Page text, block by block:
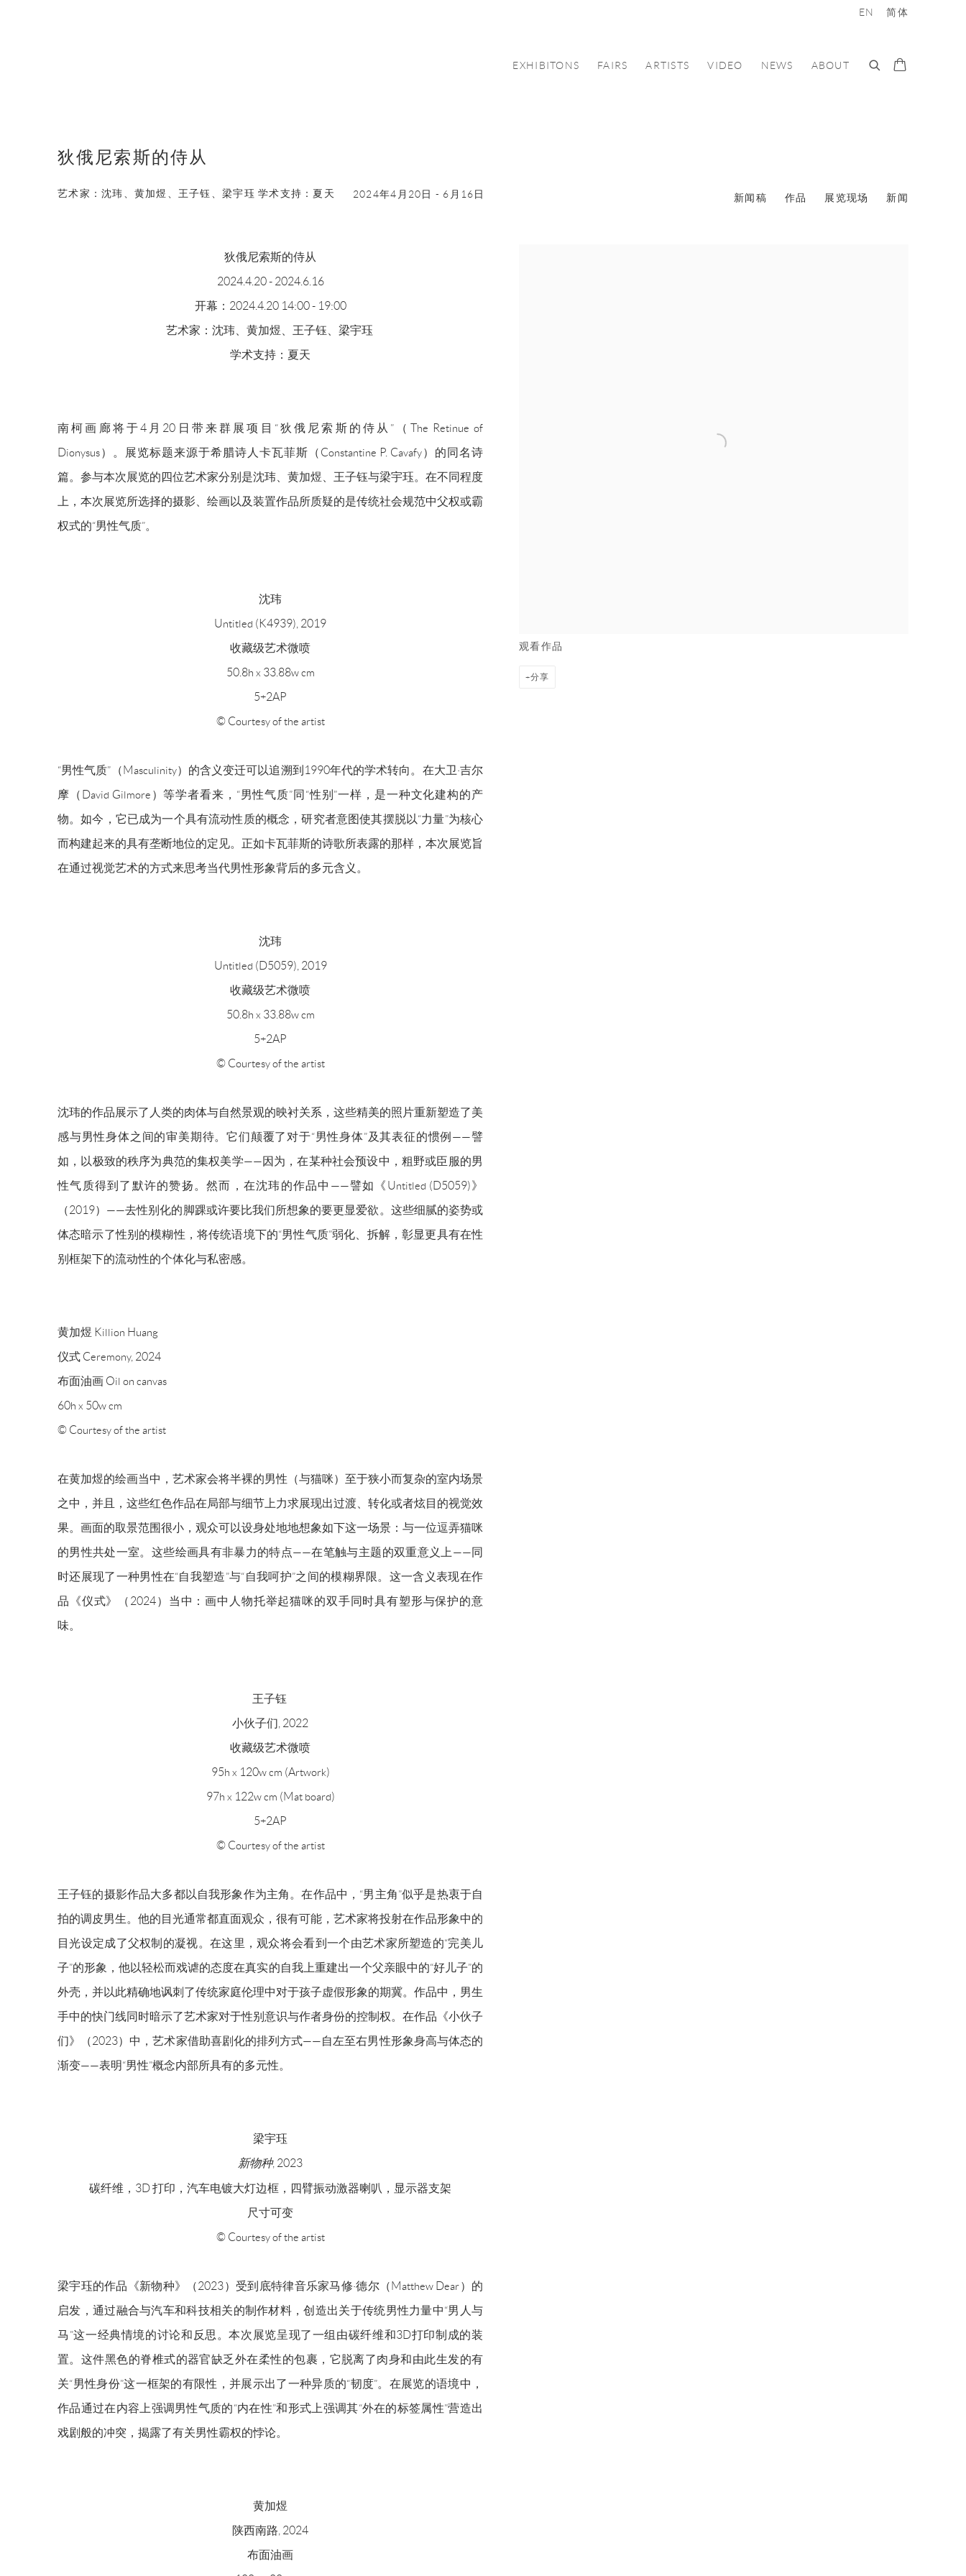
EXHIBITONS FAIRS ARTISTS VIDEO NEWS ABOUT
EN 简体
狄俄尼索斯的侍从
艺术家：沈玮、黄加煜、王子钰、梁宇珏 学术支持：夏天 2024年4月20日 - 6月16日 新闻稿 作品 展览现场 新闻
观看作品
分享
狄俄尼索斯的侍从
2024.4.20 - 2024.6.16
开幕：2024.4.20 14:00 - 19:00
艺术家：沈玮、黄加煜、王子钰、梁宇珏
学术支持：夏天
南柯画廊将于4月20日带来群展项目“狄俄尼索斯的侍从”（The Retinue of
Dionysus）。展览标题来源于希腊诗人卡瓦菲斯（Constantine P. Cavafy）的同名诗
篇。参与本次展览的四位艺术家分别是沈玮、黄加煜、王子钰与梁宇珏。在不同程度
上，本次展览所选择的摄影、绘画以及装置作品所质疑的是传统社会规范中父权或霸
权式的“男性气质”。
沈玮
Untitled (K4939), 2019
收藏级艺术微喷
50.8h x 33.88w cm
5+2AP
© Courtesy of the artist
“男性气质”（Masculinity）的含义变迁可以追溯到1990年代的学术转向。在大卫·吉尔
摩（David Gilmore）等学者看来，“男性气质”同“性别”一样，是一种文化建构的产
物。如今，它已成为一个具有流动性质的概念，研究者意图使其摆脱以“力量”为核心
而构建起来的具有垄断地位的定见。正如卡瓦菲斯的诗歌所表露的那样，本次展览旨
在通过视觉艺术的方式来思考当代男性形象背后的多元含义。
沈玮
Untitled (D5059), 2019
收藏级艺术微喷
50.8h x 33.88w cm
5+2AP
© Courtesy of the artist
沈玮的作品展示了人类的肉体与自然景观的映衬关系，这些精美的照片重新塑造了美
感与男性身体之间的审美期待。它们颠覆了对于“男性身体”及其表征的惯例——譬
如，以极致的秩序为典范的集权美学——因为，在某种社会预设中，粗野或臣服的男
性气质得到了默许的赞扬。然而，在沈玮的作品中——譬如《Untitled (D5059)》
（2019）——去性别化的脚踝或许要比我们所想象的要更显爱欲。这些细腻的姿势或
体态暗示了性别的模糊性，将传统语境下的“男性气质”弱化、拆解，彰显更具有在性
别框架下的流动性的个体化与私密感。
黄加煜 Killion Huang
仪式 Ceremony, 2024
布面油画 Oil on canvas
60h x 50w cm
© Courtesy of the artist
在黄加煜的绘画当中，艺术家会将半裸的男性（与猫咪）至于狭小而复杂的室内场景
之中，并且，这些红色作品在局部与细节上力求展现出过渡、转化或者炫目的视觉效
果。画面的取景范围很小，观众可以设身处地地想象如下这一场景：与一位逗弄猫咪
的男性共处一室。这些绘画具有非暴力的特点——在笔触与主题的双重意义上——同
时还展现了一种男性在“自我塑造”与“自我呵护”之间的模糊界限。这一含义表现在作
品《仪式》（2024）当中：画中人物托举起猫咪的双手同时具有塑形与保护的意
味。
王子钰
小伙子们, 2022
收藏级艺术微喷
95h x 120w cm (Artwork)
97h x 122w cm (Mat board)
5+2AP
© Courtesy of the artist
王子钰的摄影作品大多都以自我形象作为主角。在作品中，“男主角”似乎是热衷于自
拍的调皮男生。他的目光通常都直面观众，很有可能，艺术家将投射在作品形象中的
目光设定成了父权制的凝视。在这里，观众将会看到一个由艺术家所塑造的“完美儿
子”的形象，他以轻松而戏谑的态度在真实的自我上重建出一个父亲眼中的“好儿子”的
外壳，并以此精确地讽刺了传统家庭伦理中对于孩子虚假形象的期冀。作品中，男生
手中的快门线同时暗示了艺术家对于性别意识与作者身份的控制权。在作品《小伙子
们》（2023）中，艺术家借助喜剧化的排列方式——自左至右男性形象身高与体态的
渐变——表明“男性”概念内部所具有的多元性。
梁宇珏
新物种, 2023
碳纤维，3D 打印，汽⻋电镀⼤灯边框，四臂振动激器喇叭，显示器⽀架
尺⼨可变
© Courtesy of the artist
梁宇珏的作品《新物种》（2023）受到底特律音乐家马修·德尔（Matthew Dear）的
启发，通过融合与汽车和科技相关的制作材料，创造出关于传统男性力量中“男人与
马”这一经典情境的讨论和反思。本次展览呈现了一组由碳纤维和3D打印制成的装
置。这件黑色的脊椎式的器官缺乏外在柔性的包裹，它脱离了肉身和由此生发的有
关“男性身份”这一框架的有限性，并展示出了一种异质的“韧度”。在展览的语境中，
作品通过在内容上强调男性气质的“内在性”和形式上强调其“外在的标签属性”营造出
戏剧般的冲突，揭露了有关男性霸权的悖论。
黄加煜
陕西南路, 2024
布面油画